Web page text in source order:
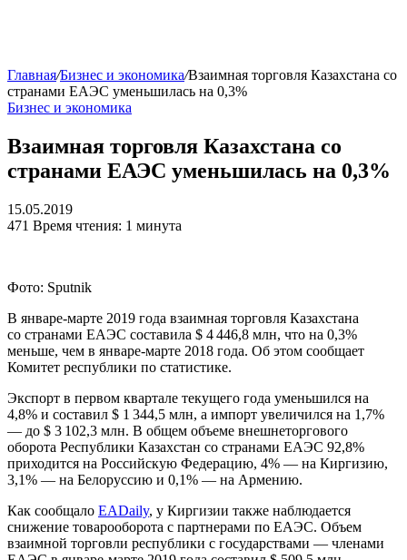
Главная/Бизнес и экономика/Взаимная торговля Казахстана со
странами ЕАЭС уменьшилась на 0,3%
Бизнес и экономика
Взаимная торговля Казахстана со
странами ЕАЭС уменьшилась на 0,3%
15.05.2019
471 Время чтения: 1 минута
Фото: Sputnik
В январе-марте 2019 года взаимная торговля Казахстана
со странами ЕАЭС составила $ 4 446,8 млн, что на 0,3%
меньше, чем в январе-марте 2018 года. Об этом сообщает
Комитет республики по статистике.
Экспорт в первом квартале текущего года уменьшился на
4,8% и составил $ 1 344,5 млн, а импорт увеличился на 1,7%
— до $ 3 102,3 млн. В общем объеме внешнеторгового
оборота Республики Казахстан со странами ЕАЭС 92,8%
приходится на Российскую Федерацию, 4% — на Киргизию,
3,1% — на Белоруссию и 0,1% — на Армению.
Как сообщало EADaily, у Киргизии также наблюдается
снижение товарооборота с партнерами по ЕАЭС. Объем
взаимной торговли республики с государствами — членами